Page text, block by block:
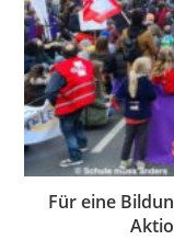
Für eine